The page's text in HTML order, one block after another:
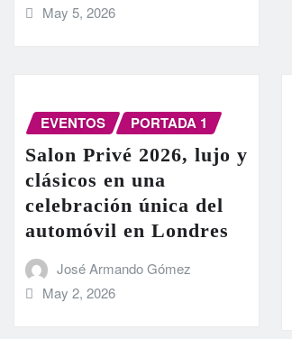
May 5, 2026
EVENTOS PORTADA 1
Salon Privé 2026, lujo y
clásicos en una
celebración única del
automóvil en Londres
José Armando Gómez
May 2, 2026